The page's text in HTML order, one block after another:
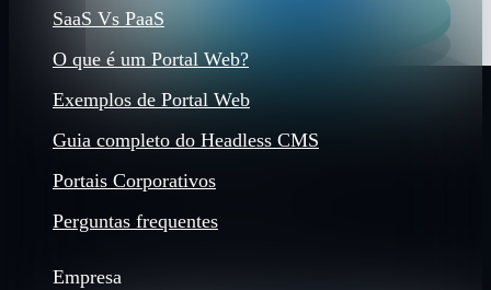
SaaS Vs PaaS
O que é um Portal Web?
Exemplos de Portal Web
Guia completo do Headless CMS
Portais Corporativos
Perguntas frequentes
Empresa